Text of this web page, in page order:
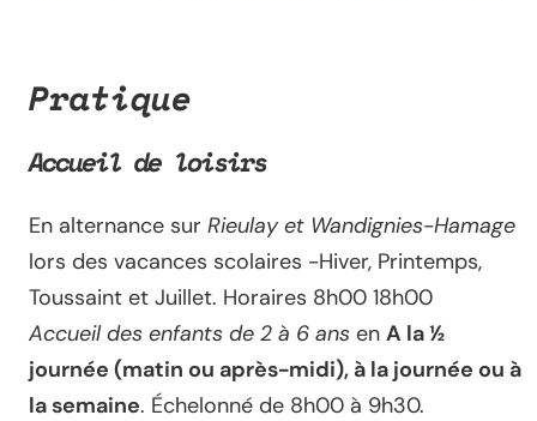
Pratique
Accueil de loisirs
En alternance sur Rieulay et Wandignies-Hamage
lors des vacances scolaires -Hiver, Printemps,
Toussaint et Juillet. Horaires 8h00 18h00
Accueil des enfants de 2 à 6 ans en A la ½
journée (matin ou après-midi), à la journée ou à
la semaine. Échelonné de 8h00 à 9h30.